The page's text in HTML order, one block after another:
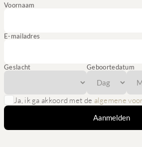
Voornaam
E-mailadres
Geslacht Geboortedatum
Ja, ik ga akkoord met de algemene
Aanmelden